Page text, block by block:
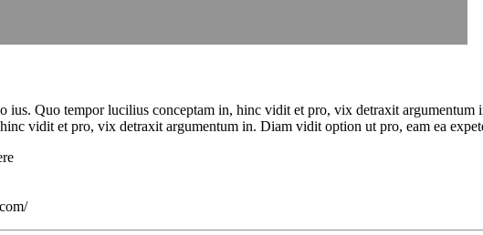
ius. Quo tempor lucilius conceptam in, hinc vidit et pro, vix detraxit
vidit et pro, vix detraxit argumentum in. Diam vidit option ut pro, eam ea